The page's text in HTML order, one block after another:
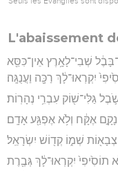
L'abaissement
שְׁבִי־לָאָ֥רֶץ אֵין־כִּסֵּ֖א
יִקְרְאוּ־לָ֔ךְ רַכָּ֖ה וַעֲנֻגָּֽה׃
גַּלִּי־שׁ֖וֹק עִבְרִ֥י נְהָרֽוֹת׃
אֶקָּ֔ח וְלֹ֥א אֶפְגַּ֖ע אָדָֽם׃
צְבָא֖וֹת שְׁמ֑וֹ קְד֖וֹשׁ יִשְׂרָאֵֽל׃
יִקְרְאוּ־לָ֔ךְ גְּבֶ֖רֶת